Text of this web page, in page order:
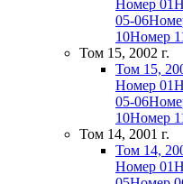
Номер 01
05-06
10Номер
Том 15, 2002 г.
Том 15,
Номер 01
05-06
10Номер
Том 14, 2001 г.
Том 14,
Номер 01